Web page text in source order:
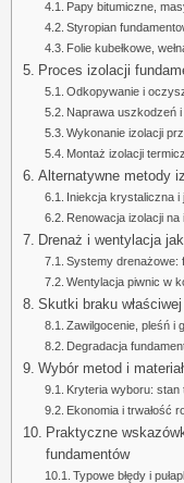
Papy bitumiczne,
Styropian
Folie kubełkowe,
Proces izolacji
Odkopywanie i
Naprawa uszkodzeń i
Wykonanie izolacji
Montaż izolacji
Alternatywne metody
Iniekcja krystaliczna i
Renowacja izolacji na
Drenaż i wentylacja
Systemy drenażowe:
Wentylacja piwnic w
Skutki braku
Zawilgocenie, pleśń i
Degradacja
Wybór metod i
Kryteria wyboru:
Ekonomia i trwałość
Praktyczne
fundamentów
Typowe błędy i